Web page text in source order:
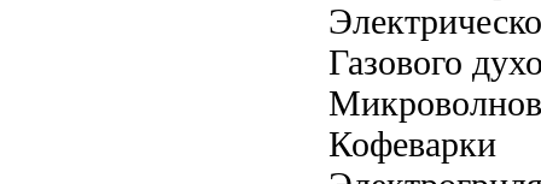
Газового
Кофеварки